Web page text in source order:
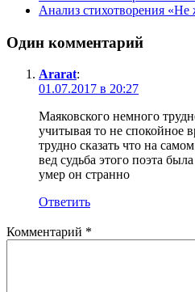
Анализ стихотворения «Не
Один комментарий
Ararat:
01.07.2017 в 20:27
Маяковского немного
учитывая то не спокойное
трудно сказать что на
вед судьба этого поэта
умер он странно
Ответить
Комментарий *